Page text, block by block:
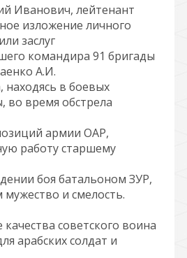
Иванович, лейтенант
изложение личного
заслуг
командира 91 бригады
А.И.
находясь в боевых
во время обстрела
армии ОАР,
работу старшему
боя батальоном ЗУР,
и смелость.
советского воина
арабских солдат и